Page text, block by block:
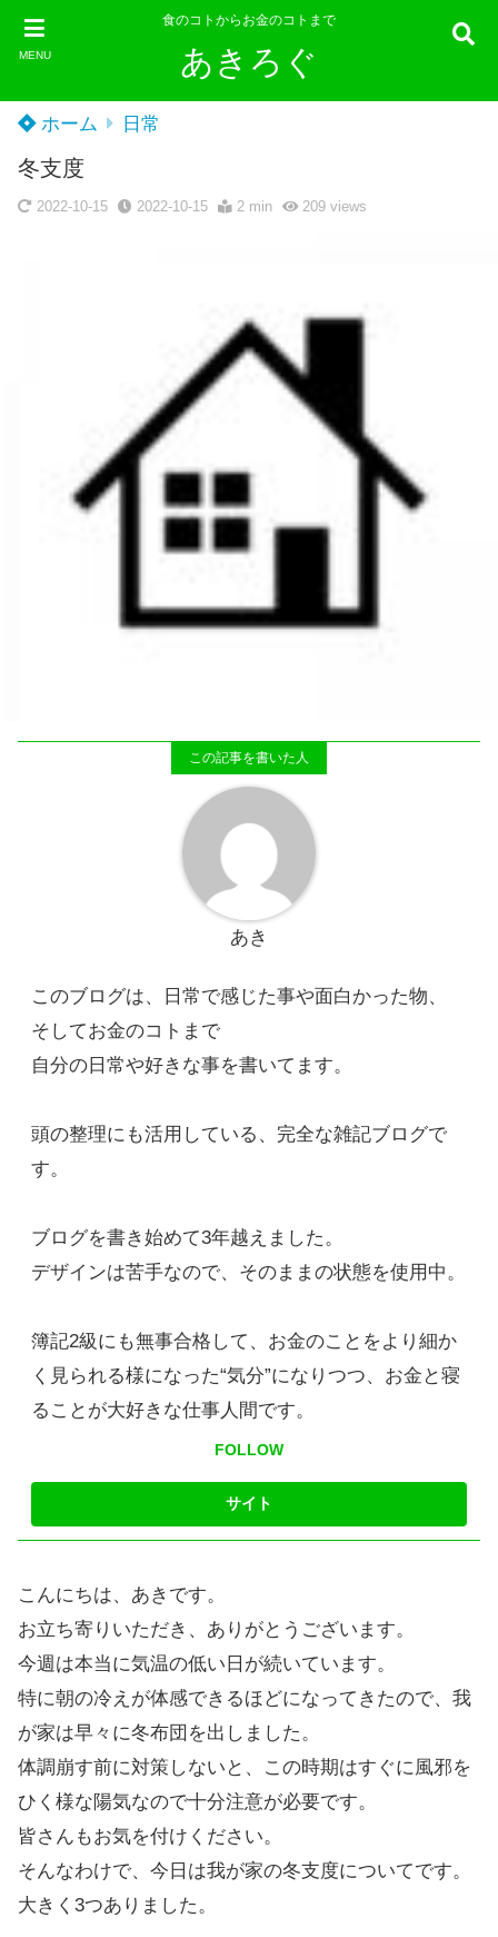
MENU
食のコトからお金のコトまで
あきろぐ
ホーム 日常
冬支度
2022-10-15 2022-10-15 2 min 209views
あき
このブログは、日常で感じた事や面白かった物、
そしてお金のコトまで
自分の日常や好きな事を書いてます。
頭の整理にも活用している、完全な雑記ブログで
す。
ブログを書き始めて3年越えました。
デザインは苦手なので、そのままの状態を使用中。
簿記2級にも無事合格して、お金のことをより細か
く見られる様になった“気分”になりつつ、お金と寝
ることが大好きな仕事人間です。
FOLLOW
こんにちは、あきです。
お立ち寄りいただき、ありがとうございます。
今週は本当に気温の低い日が続いています。
特に朝の冷えが体感できるほどになってきたので、我
が家は早々に冬布団を出しました。
体調崩す前に対策しないと、この時期はすぐに風邪を
ひく様な陽気なので十分注意が必要です。
皆さんもお気を付けください。
そんなわけで、今日は我が家の冬支度についてです。
大きく3つありました。